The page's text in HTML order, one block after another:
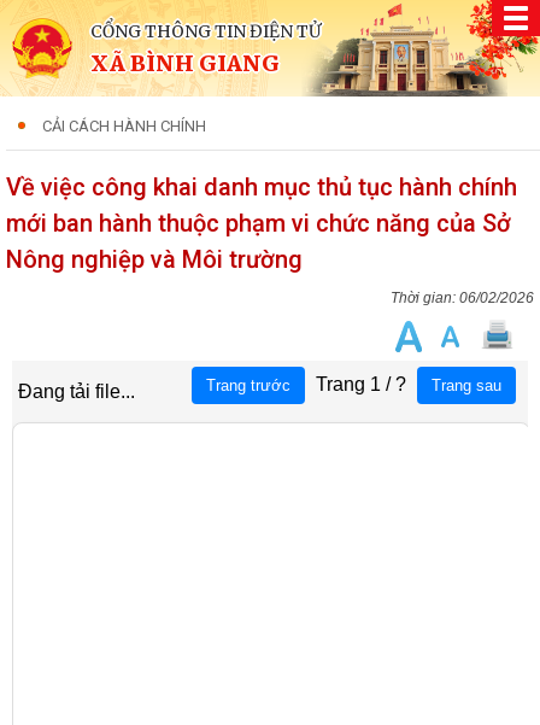
CỔNG THÔNG TIN ĐIỆN TỬ
XÃ BÌNH GIANG
CẢI CÁCH HÀNH CHÍNH
Về việc công khai danh mục thủ tục hành chính
mới ban hành thuộc phạm vi chức năng của Sở
Nông nghiệp và Môi trường
06/02/2026